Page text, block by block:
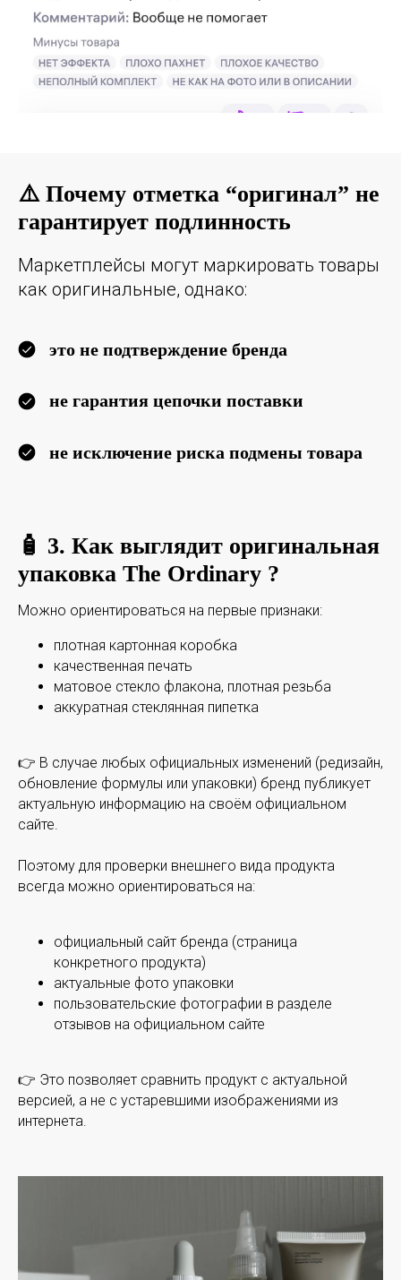
⚠️ Почему отметка “оригинал” не
гарантирует подлинность
Маркетплейсы могут маркировать товары
как оригинальные, однако:
это не подтверждение бренда
не гарантия цепочки поставки
не исключение риска подмены товара
🧴 3. Как выглядит оригинальная
упаковка The Ordinary ?
Можно ориентироваться на первые признаки:
плотная картонная коробка
качественная печать
матовое стекло флакона, плотная резьба
аккуратная стеклянная пипетка
👉 В случае любых официальных изменений (редизайн,
обновление формулы или упаковки) бренд публикует
актуальную информацию на своём официальном
сайте.
Поэтому для проверки внешнего вида продукта
всегда можно ориентироваться на:
официальный сайт бренда (страница
конкретного продукта)
актуальные фото упаковки
пользовательские фотографии в разделе
отзывов на официальном сайте
👉 Это позволяет сравнить продукт с актуальной
версией, а не с устаревшими изображениями из
интернета.